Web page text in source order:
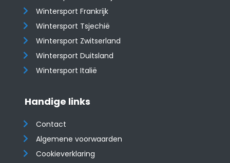
Wintersport Frankrijk
Wintersport Tsjechië
Wintersport Zwitserland
Wintersport Duitsland
Wintersport Italië
Handige links
Contact
Algemene voorwaarden
Cookieverklaring